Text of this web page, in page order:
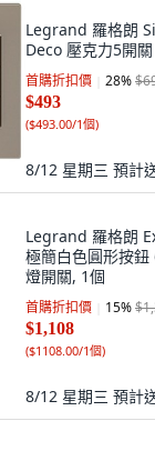
Legrand 羅格朗
Deco 壓克力5開
首購折扣價 28%
$493
($493.00/1個)
8/12 星期三 預計
Legrand 羅格朗
極簡白色圓形按
燈開關, 1個
首購折扣價 15%
$1,108
($1108.00/1個)
8/12 星期三 預計